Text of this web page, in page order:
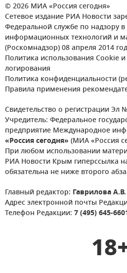
© 2026 МИА «Россия сегодня»
Сетевое издание РИА Новости
Федеральной службе по надзору в
информационных технологий и
(Роскомнадзор) 08 апреля 2014
Политика использования Cookie
логирования
Политика конфиденциальности
Правила применения
Свидетельство о регистрации Эл
Учредитель: Федеральное
предприятие Международное
«Россия сегодня» (МИА «Россия
При любом использовании
РИА Новости Крым гиперссылка
обязательна не ниже второго
Главный редактор: Гаврилова А.В.
Адрес электронной почты
Телефон Редакции: 7 (495) 645-